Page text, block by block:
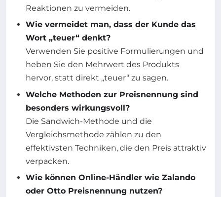
Reaktionen zu vermeiden.
Wie vermeidet man, dass der Kunde das
Wort „teuer“ denkt?
Verwenden Sie positive Formulierungen und
heben Sie den Mehrwert des Produkts
hervor, statt direkt „teuer“ zu sagen.
Welche Methoden zur Preisnennung sind
besonders wirkungsvoll?
Die Sandwich-Methode und die
Vergleichsmethode zählen zu den
effektivsten Techniken, die den Preis attraktiv
verpacken.
Wie können Online-Händler wie Zalando
oder Otto Preisnennung nutzen?